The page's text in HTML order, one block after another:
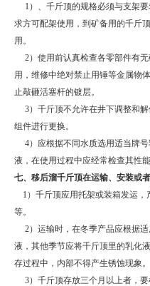
1 ）、千斤顶的规格必须与支架
求方可配架使用，到矿备用的千斤
用。
2）使用前认真检查各零部件有
用，维修中绝对禁止用锤等金属物
止敲砸活塞杆的镀层。
3）千斤顶不允许在井下调整和
组件进行更换。
4）应根据不同水质选用适当牌
液，在使用过程中应经常检查其性能
七、移后溜千斤顶在运输、安装或
1）千斤顶应用托架或装箱发运，
等。
2）运输时，在冬季产品应根据
液，其他季节应将千斤顶里的乳化
存过程中，内部不得产生锈蚀现象。
3）千斤顶存放三个月以上者，